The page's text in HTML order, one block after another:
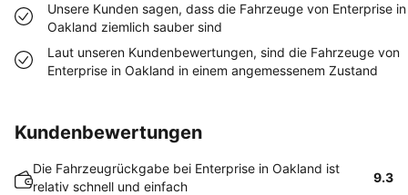
Unsere Kunden sagen, dass die Fahrzeuge von Enterprise in
Oakland ziemlich sauber sind
Laut unseren Kundenbewertungen, sind die Fahrzeuge von
Enterprise in Oakland in einem angemessenem Zustand
Kundenbewertungen
Die Fahrzeugrückgabe bei Enterprise in Oakland ist
relativ schnell und einfach
9.3